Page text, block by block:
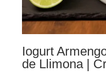
Iogurt
de Llimona |